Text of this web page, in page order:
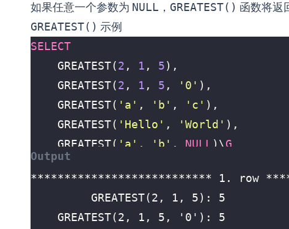
如果任意一个参数为 NULL ， GREATEST() 函数将返
GREATEST() 示例
SELECT
GREATEST(2 , 1 , 5),
GREATEST(2 , 1 , 5 , '0' ),
GREATEST( 'a' , 'b' , 'c' ),
GREATEST( 'Hello' , 'World' ),
GREATEST( 'a' , 'b' , NULL ) \G